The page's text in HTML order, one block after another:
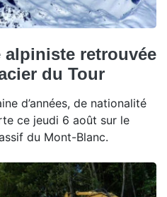
alpiniste retrouvée
du Tour
d’années, de nationalité
ce jeudi 6 août sur le
du Mont-Blanc.